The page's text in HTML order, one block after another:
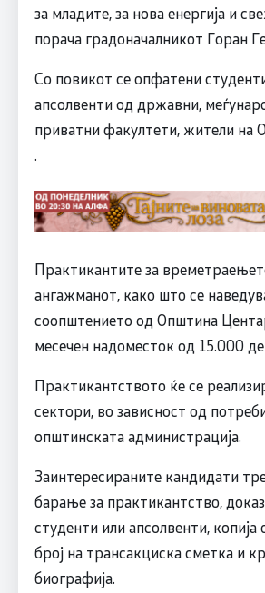
за младите, за нова енергија и
порача градоначалникот Горан
Со повикот се опфатени
апсолвенти од државни,
приватни факултети, жители на
.
Практикантите за
ангажманот, како што се
соопштението од Општина
месечен надоместок од 15.000
Практикантството ќе се
сектори, во зависност од
општинската администрација.
Заинтересираните кандидати
барање за практикантство,
студенти или апсолвенти, копија
број на трансакциска сметка и
биографија.